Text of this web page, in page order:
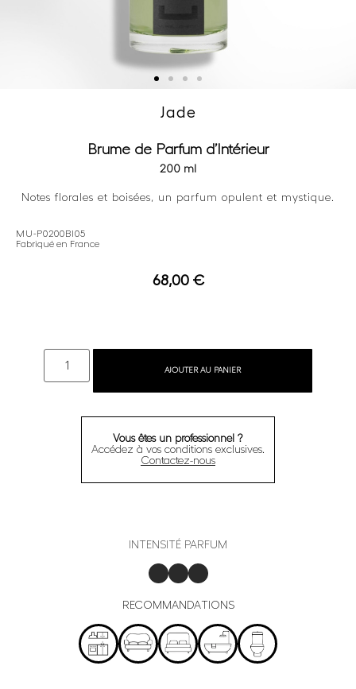
Jade
Brume de Parfum d’Intérieur
200 ml
Notes florales et boisées, un parfum opulent et mystique.
MU-P0200BI05
Fabriqué en France
68,00 €
AJOUTER AU PANIER
Vous êtes un professionnel ?
Accédez à vos conditions exclusives.
Contactez-nous
INTENSITÉ PARFUM
RECOMMANDATIONS